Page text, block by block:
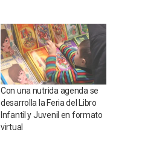
Con una nutrida agenda se
desarrolla la Feria del Libro
Infantil y Juvenil en formato
virtual